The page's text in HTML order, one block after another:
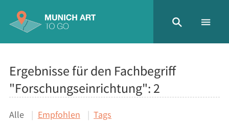
Ergebnisse für den Fachbegriff
"Forschungseinrichtung": 2
Alle Empfohlen Tags